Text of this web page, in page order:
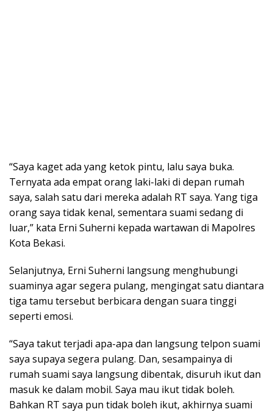
“Saya kaget ada yang ketok pintu, lalu saya buka.
Ternyata ada empat orang laki-laki di depan rumah
saya, salah satu dari mereka adalah RT saya. Yang tiga
orang saya tidak kenal, sementara suami sedang di
luar,” kata Erni Suherni kepada wartawan di Mapolres
Kota Bekasi.
Selanjutnya, Erni Suherni langsung menghubungi
suaminya agar segera pulang, mengingat satu diantara
tiga tamu tersebut berbicara dengan suara tinggi
seperti emosi.
“Saya takut terjadi apa-apa dan langsung telpon suami
saya supaya segera pulang. Dan, sesampainya di
rumah suami saya langsung dibentak, disuruh ikut dan
masuk ke dalam mobil. Saya mau ikut tidak boleh.
Bahkan RT saya pun tidak boleh ikut, akhirnya suami